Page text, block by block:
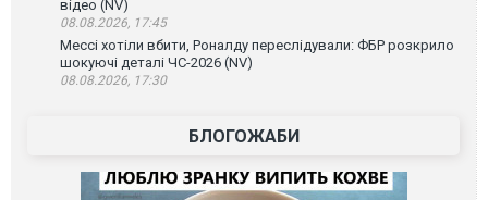
відео (NV)
08.08.2026, 17:45
Мессі хотіли вбити, Роналду переслідували: ФБР розкрило
шокуючі деталі ЧС-2026 (NV)
08.08.2026, 17:30
БЛОГОЖАБИ